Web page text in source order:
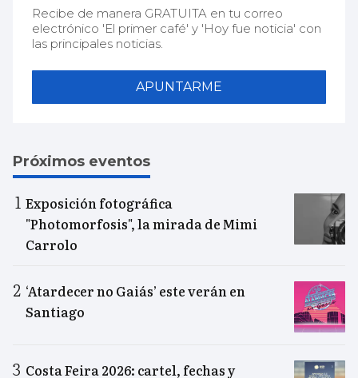
Recibe de manera GRATUITA en tu correo
electrónico 'El primer café' y 'Hoy fue noticia' con
las principales noticias.
APUNTARME
Próximos eventos
Exposición fotográfica
"Photomorfosis", la mirada de Mimi
Carrolo
‘Atardecer no Gaiás’ este verán en
Santiago
Costa Feira 2026: cartel, fechas y